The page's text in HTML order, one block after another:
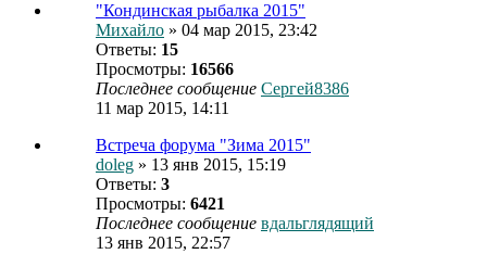
"Кондинская рыбалка 2015"
Михайло » 04 мар 2015, 23:42
Ответы: 15
Просмотры: 16566
Последнее сообщение Сергей8386
11 мар 2015, 14:11
Встреча форума "Зима 2015"
doleg » 13 янв 2015, 15:19
Ответы: 3
Просмотры: 6421
Последнее сообщение вдальглядящий
13 янв 2015, 22:57